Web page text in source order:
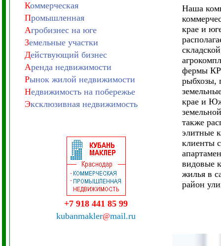
Коммерческая
Промышленная
Агробизнес на юге
Земельные участки
Действующий бизнес
Аренда недвижимости
Рынок жилой недвижимости
Недвижимость на побережье
Эксклюзивная недвижимость
+7 918 441 85 99
kubanmakler@mail.ru
Наша
крае и
фермы
рыбхозы,
крае и
также
элитные
клиенты
видовые
жилья в
район